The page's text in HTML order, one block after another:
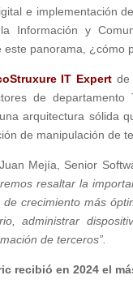
e implementación
Información y
este panorama, ¿cómo
IT Expertde
de
arquitectura sólida
de manipulación de
Mejía, Senior
resaltar la
crecimiento más
administrar
de terceros”.
recibió en 2024 el